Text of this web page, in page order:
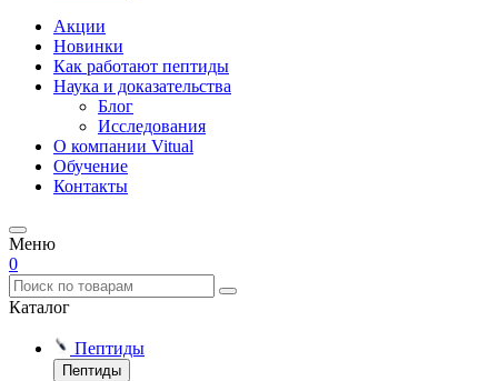
Акции
Новинки
Как работают пептиды
Наука и доказательства
Блог
Исследования
О компании Vitual
Обучение
Контакты
Меню
0
Каталог
Пептиды
Пептиды